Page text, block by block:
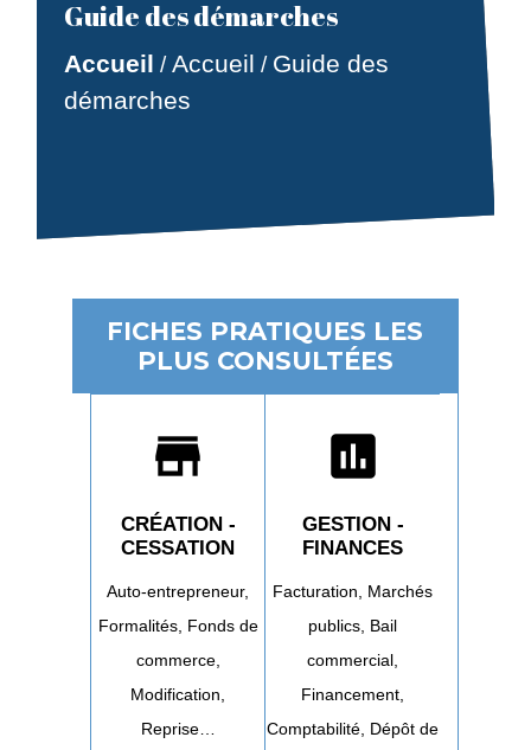
Guide des démarches
Accueil /Accueil / Guide des
démarches
FICHES PRATIQUES LES
PLUS CONSULTÉES
store
CRÉATION -
CESSATION
Auto-entrepreneur,
Formalités, Fonds de
commerce,
Modification,
Reprise…
assessment
GESTION -
FINANCES
Facturation, Marchés
publics, Bail
commercial,
Financement,
Comptabilité, Dépôt de